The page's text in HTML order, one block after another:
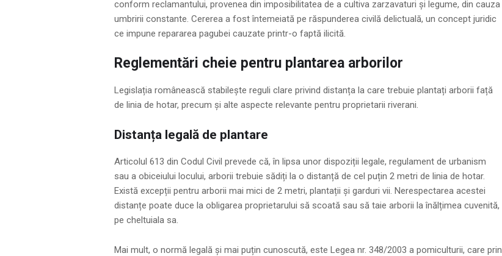
conform reclamantului, provenea din imposibilitatea de a cultiva zarzavaturi și legume, din cauza
umbririi constante. Cererea a fost întemeiată pe răspunderea civilă delictuală, un concept juridic
ce impune repararea pagubei cauzate printr-o faptă ilicită.
Reglementări cheie pentru plantarea arborilor
Legislația românească stabilește reguli clare privind distanța la care trebuie plantați arborii față
de linia de hotar, precum și alte aspecte relevante pentru proprietarii riverani.
Distanța legală de plantare
Articolul 613 din Codul Civil prevede că, în lipsa unor dispoziții legale, regulament de urbanism
sau a obiceiului locului, arborii trebuie sădiți la o distanță de cel puțin 2 metri de linia de hotar.
Există excepții pentru arborii mai mici de 2 metri, plantații și garduri vii. Nerespectarea acestei
distanțe poate duce la obligarea proprietarului să scoată sau să taie arborii la înălțimea cuvenită,
pe cheltuiala sa.
Mai mult, o normă legală și mai puțin cunoscută, este Legea nr. 348/2003 a pomiculturii, care prin